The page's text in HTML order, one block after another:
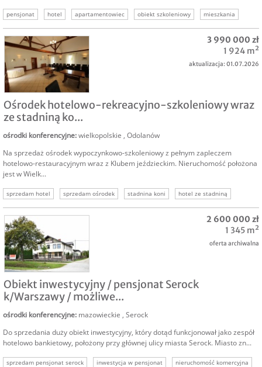
pensjonat hotel apartamentowiec obiekt szkoleniowy
mieszkania
apartamenty
nieruchomość inwestycyjna
Ośrodek hotelowo-rekreacyjno-szkoleniowy wraz
ze stadniną ko...
ośrodki konferencyjne:wielkopolskie , Odolanów
Na sprzedaż ośrodek wypoczynkowo-szkoleniowy z pełnym zapleczem
hotelowo-restauracyjnym wraz z Klubem jeździeckim. Nieruchomość położona
jest w Wielk...
sprzedam hotel sprzedam ośrodek stadnina koni
hotel ze stadniną
nieruchomość hotelowa
3 990 000 zł
1 924 m²
aktualizacja: 01.07.2026
Obiekt inwestycyjny / pensjonat Serock
k/Warszawy / możliwe...
ośrodki konferencyjne: mazowieckie , Serock
Do sprzedania duży obiekt inwestycyjny, który dotąd funkcjonował jako zespół
hotelowo bankietowy, położony przy głównej ulicy miasta Serock. Miasto zn...
sprzedam pensjonat serock inwestycja w pensjonat nieruchomość komercyjna
2 600 000 zł
1 345 m²
oferta archiwalna